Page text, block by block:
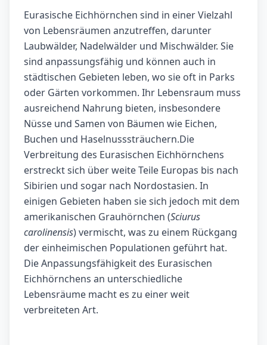
Eurasische Eichhörnchen sind in einer Vielzahl
von Lebensräumen anzutreffen, darunter
Laubwälder, Nadelwälder und Mischwälder. Sie
sind anpassungsfähig und können auch in
städtischen Gebieten leben, wo sie oft in Parks
oder Gärten vorkommen. Ihr Lebensraum muss
ausreichend Nahrung bieten, insbesondere
Nüsse und Samen von Bäumen wie Eichen,
Buchen und Haselnusssträuchern.Die
Verbreitung des Eurasischen Eichhörnchens
erstreckt sich über weite Teile Europas bis nach
Sibirien und sogar nach Nordostasien. In
einigen Gebieten haben sie sich jedoch mit dem
amerikanischen Grauhörnchen (Sciurus
carolinensis) vermischt, was zu einem Rückgang
der einheimischen Populationen geführt hat.
Die Anpassungsfähigkeit des Eurasischen
Eichhörnchens an unterschiedliche
Lebensräume macht es zu einer weit
verbreiteten Art.